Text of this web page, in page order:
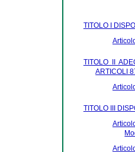
TITOLO I
TITOLO II
ARTICOLI
TITOLO III